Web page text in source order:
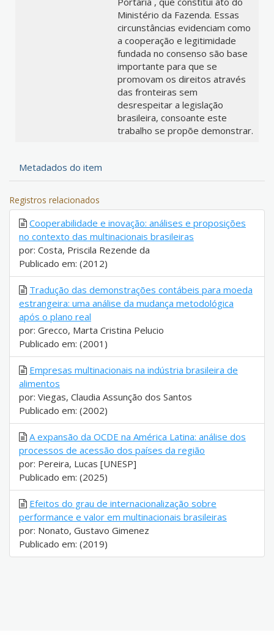
Ministério da Fazenda. Essas
circunstâncias evidenciam como
a cooperação e legitimidade
fundada no consenso são base
importante para que se
promovam os direitos através
das fronteiras sem
desrespeitar a legislação
brasileira, consoante este
trabalho se propõe demonstrar.
Metadados do item
Registros relacionados
Cooperabilidade e inovação: análises e proposições
no contexto das multinacionais brasileiras
por: Costa, Priscila Rezende da
Publicado em: (2012)
Tradução das demonstrações contábeis para moeda
estrangeira: uma análise da mudança metodológica
após o plano real
por: Grecco, Marta Cristina Pelucio
Publicado em: (2001)
Empresas multinacionais na indústria brasileira de
alimentos
por: Viegas, Claudia Assunção dos Santos
Publicado em: (2002)
A expansão da OCDE na América Latina: análise dos
processos de acessão dos países da região
por: Pereira, Lucas [UNESP]
Publicado em: (2025)
Efeitos do grau de internacionalização sobre
performance e valor em multinacionais brasileiras
por: Nonato, Gustavo Gimenez
Publicado em: (2019)